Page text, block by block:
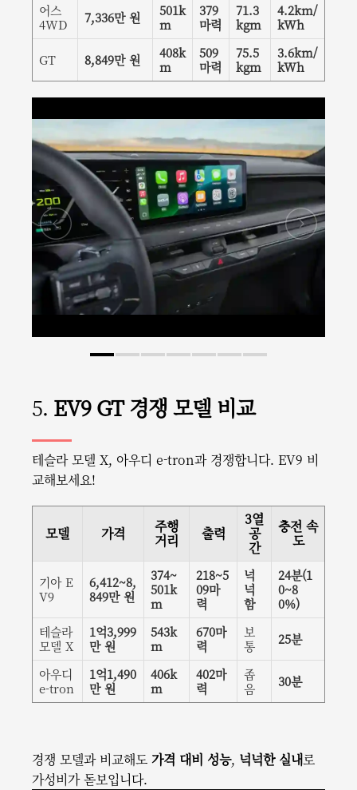
어스
4WD
7,336만 원
501k
m
379
마력
71.3
kgm
4.2km/
kWh
GT 8,849만 원
408k
m
509
마력
75.5
kgm
3.6km/
kWh
5. EV9 GT 경쟁 모델 비교
테슬라 모델 X, 아우디 e-tron과 경쟁합니다. EV9 비
교해보세요!
모델 가격 주행
거리 출력
3열
공
간
충전 속
도
기아 E
V9
6,412~8,
849만 원
374~
501k
m
218~5
09마
력
넉
넉
함
24분(1
0~8
0%)
테슬라
모델 X
1억3,999
만 원
543k
m
670마
력
보
통
25분
아우디
e-tron
1억1,490
만 원
406k
m
402마
력
좁
음
30분
경쟁 모델과 비교해도 가격 대비 성능, 넉넉한 실내로
가성비가 돋보입니다.